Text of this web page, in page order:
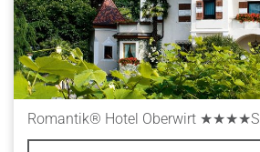
Romantik® Hotel Oberwirt ★★★★S